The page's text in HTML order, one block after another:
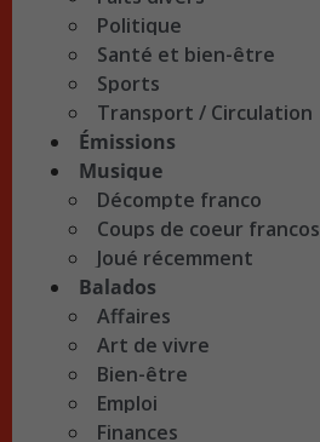
Politique
Santé et bien-être
Sports
Transport / Circulation
Émissions
Musique
Décompte franco
Coups de coeur francos
Joué récemment
Balados
Affaires
Art de vivre
Bien-être
Emploi
Finances